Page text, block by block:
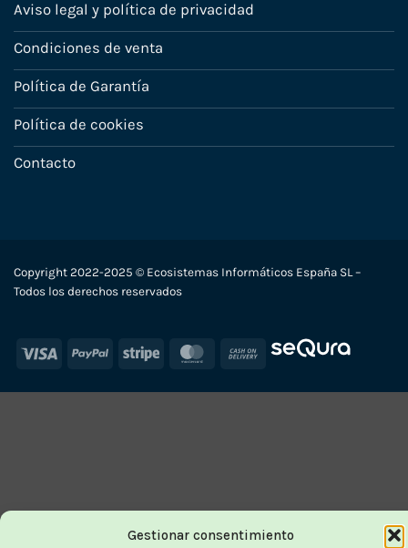
Gestionar consentimiento
Aviso legal y política de privacidad
Condiciones de venta
Política de Garantía
Política de cookies
Contacto
Copyright 2022-2025 © Ecosistemas Informáticos España SL –
Todos los derechos reservados
Visa PayPal Stripe MasterCard
Cash